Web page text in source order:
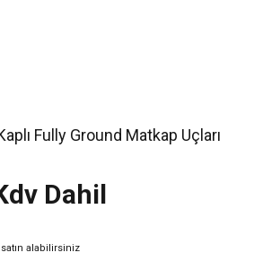
Fully Ground Matkap Uçları
Dahil
satın alabilirsiniz